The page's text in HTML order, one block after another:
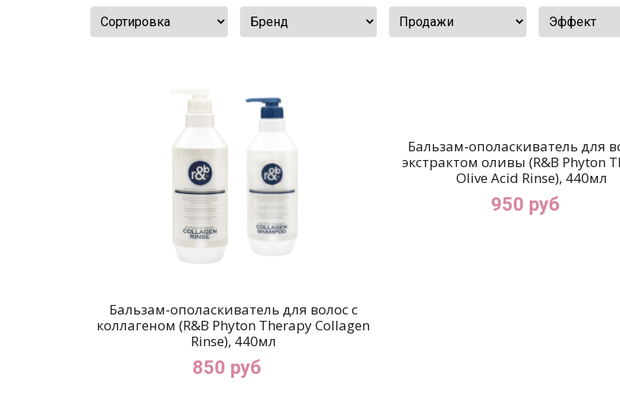
Бальзам-ополаскиватель для волос с
коллагеном (R&B Phyton Therapy Collagen
Rinse), 440мл
850 руб
Бальзам-ополаскиватель для
экстрактом оливы (R&B Phyton
Olive Acid Rinse), 440мл
950 руб